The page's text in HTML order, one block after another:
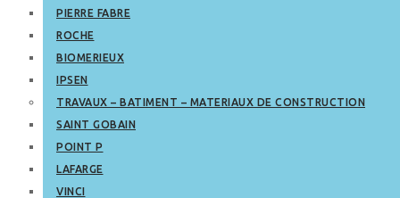
PIERRE FABRE
ROCHE
BIOMERIEUX
IPSEN
TRAVAUX – BATIMENT – MATERIAUX DE CONSTRUCTION
SAINT GOBAIN
POINT P
LAFARGE
VINCI